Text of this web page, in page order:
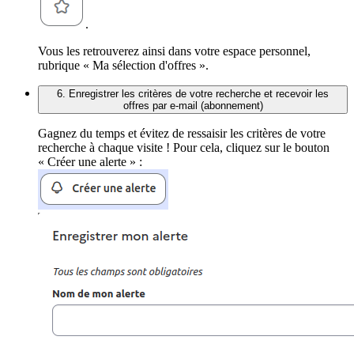
.
Vous les retrouverez ainsi dans votre espace personnel,
rubrique « Ma sélection d'offres ».
6. Enregistrer les critères de votre recherche et recevoir les
offres par e-mail (abonnement)
Gagnez du temps et évitez de ressaisir les critères de votre
recherche à chaque visite ! Pour cela, cliquez sur le bouton
« Créer une alerte » :